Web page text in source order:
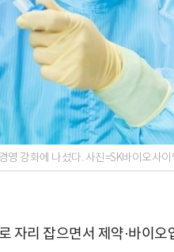
영 강화에 나섰다. 사진=SK바이오사이
자리 잡으면서 제약·바이오